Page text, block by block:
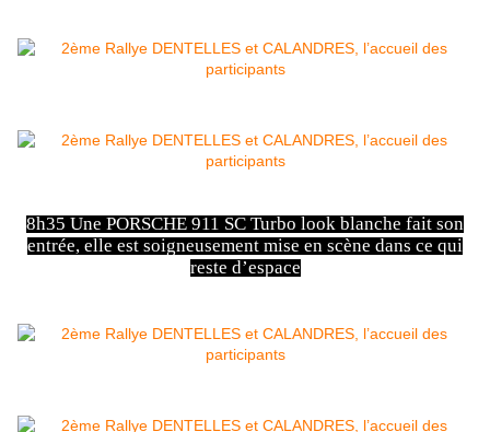
8h35 Une PORSCHE 911 SC Turbo look blanche fait son
entrée, elle est soigneusement mise en scène dans ce qui
reste d’espace